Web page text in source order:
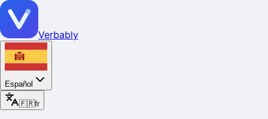
Verbably
Español
🇫🇷fr